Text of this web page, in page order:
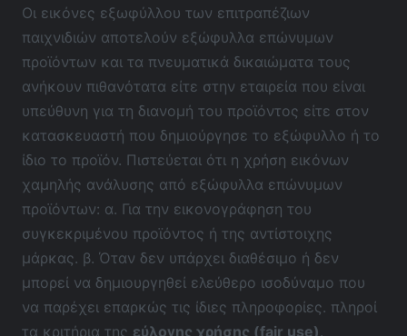
Οι εικόνες εξωφύλλου των επιτραπέζιων
παιχνιδιών αποτελούν εξώφυλλα επώνυμων
προϊόντων και τα πνευματικά δικαιώματα τους
ανήκουν πιθανότατα είτε στην εταιρεία που είναι
υπεύθυνη για τη διανομή του προϊόντος είτε στον
κατασκευαστή που δημιούργησε το εξώφυλλο ή το
ίδιο το προϊόν. Πιστεύεται ότι η χρήση εικόνων
χαμηλής ανάλυσης από εξώφυλλα επώνυμων
προϊόντων: α. Για την εικονογράφηση του
συγκεκριμένου προϊόντος ή της αντίστοιχης
μάρκας. β. Όταν δεν υπάρχει διαθέσιμο ή δεν
μπορεί να δημιουργηθεί ελεύθερο ισοδύναμο που
να παρέχει επαρκώς τις ίδιες πληροφορίες. πληροί
τα κριτήρια της εύλογης χρήσης (fair use).